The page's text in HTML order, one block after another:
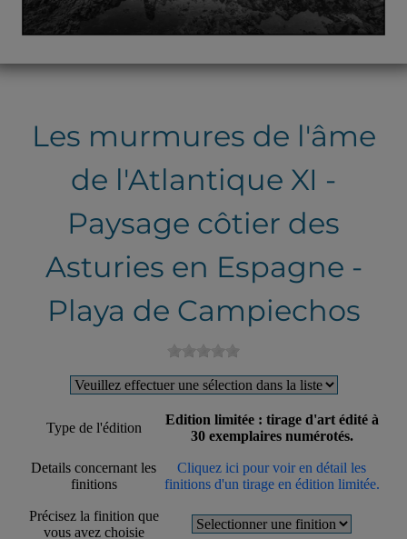
Les murmures de l'âme
de l'Atlantique XI -
Paysage côtier des
Asturies en Espagne -
Playa de Campiechos
Type de l'édition
Edition limitée : tirage d'art édité à
30 exemplaires numérotés.
Details concernant les
finitions
Cliquez ici pour voir en détail les
finitions d'un tirage en édition limitée.
Précisez la finition que
vous avez choisie